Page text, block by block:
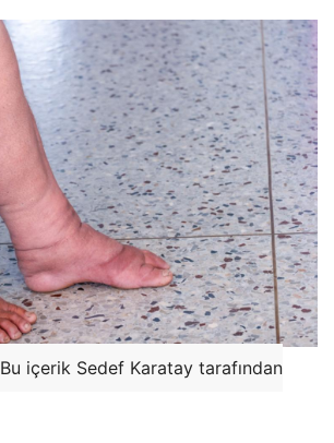
Bu içerik Sedef Karatay tarafından